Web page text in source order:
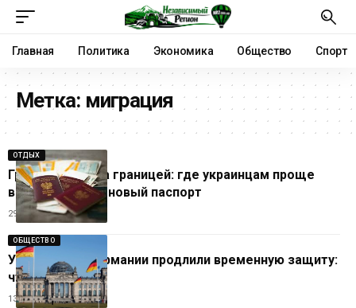
Главная Политика Экономика Общество Спорт
Метка: миграция
ОТДЫХ
Гражданство за границей: где украинцам проще
всего получить новый паспорт
29.04.2026
ОБЩЕСТВО
Украинцам в Германии продлили временную защиту:
что известно
13.04.2026